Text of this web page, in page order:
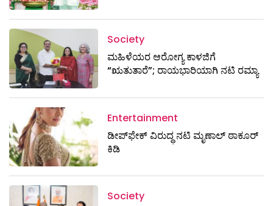
Society
ಮಹಿಳೆಯರ ಆರೋಗ್ಯ ಕಾಳಜಿಗೆ
“ಋತುತಾರೆ”; ರಾಯಭಾರಿಯಾಗಿ ನಟಿ ರಮ್ಯಾ
Entertainment
ಡೀಪ್‌ಫೇಕ್ ವಿರುದ್ಧ ನಟಿ ಮೃಣಾಲ್ ಠಾಕೂರ್
ಕಿಡಿ
Society